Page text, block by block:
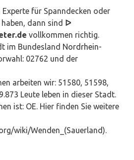
Experte für Spanndecken oder
dann sind ᐅ
vollkommen richtig.
im Bundesland Nordrhein-
02762 und der
arbeiten wir: 51580, 51598,
Leute leben in dieser Stadt.
ist: OE. Hier finden Sie weitere
wiki/Wenden_(Sauerland).